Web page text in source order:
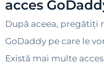
acces
După aceea, pregătiți
GoDaddy pe care le
Există mai multe